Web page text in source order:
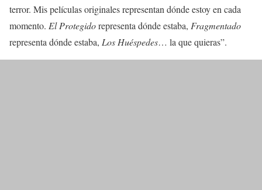
terror. Mis películas originales representan dónde estoy en cada
momento. El Protegidorepresenta dónde estaba, Fragmentado
representa dónde estaba, Los Huéspedes… la que quieras”.